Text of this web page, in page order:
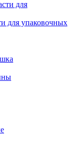
для упаковочных